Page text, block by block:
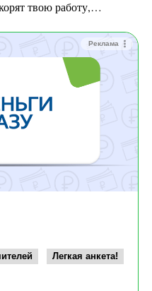
твою работу,…
Реклама
Легкая анкета!